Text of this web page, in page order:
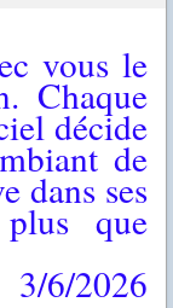
vous le
Chaque
décide
de
dans ses
que
3/6/2026